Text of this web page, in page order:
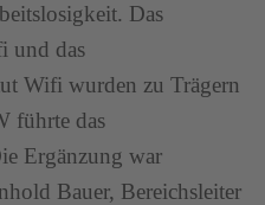
Das
und das
Wifi wurden zu Trägern
führte das
Ergänzung war
Bauer, Bereichsleiter